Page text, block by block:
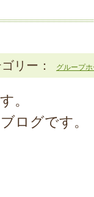
リー： グループ
。
ログです。